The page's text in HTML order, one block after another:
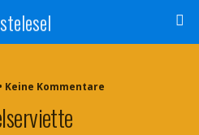
Keine Kommentare